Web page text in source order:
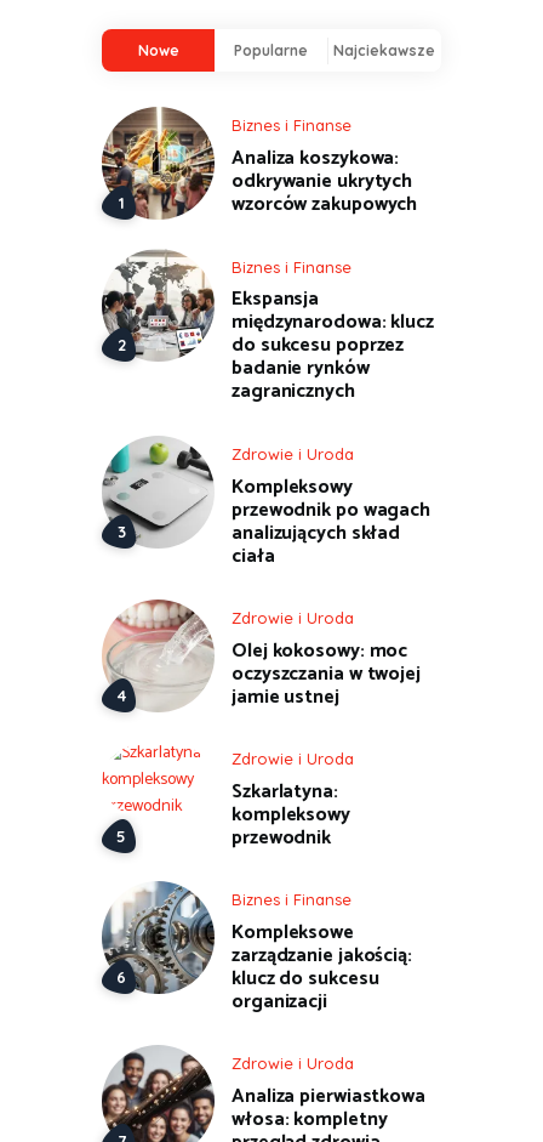
Nowe Popularne Najciekawsze
Biznes i Finanse
Analiza koszykowa:
odkrywanie ukrytych
wzorców zakupowych
Biznes i Finanse
Ekspansja
międzynarodowa: klucz
do sukcesu poprzez
badanie rynków
zagranicznych
Zdrowie i Uroda
Kompleksowy
przewodnik po wagach
analizujących skład
ciała
Zdrowie i Uroda
Olej kokosowy: moc
oczyszczania w twojej
jamie ustnej
Zdrowie i Uroda
Szkarlatyna:
kompleksowy
przewodnik
Biznes i Finanse
Kompleksowe
zarządzanie jakością:
klucz do sukcesu
organizacji
Zdrowie i Uroda
Analiza pierwiastkowa
włosa: kompletny